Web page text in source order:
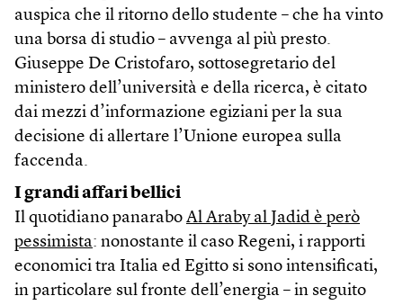
auspica che il ritorno dello studente – che ha vinto
una borsa di studio – avvenga al più presto.
Giuseppe De Cristofaro, sottosegretario del
ministero dell’università e della ricerca, è citato
dai mezzi d’informazione egiziani per la sua
decisione di allertare l’Unione europea sulla
faccenda.
I grandi affari bellici
Il quotidiano panarabo Al Araby al Jadid è però
pessimista: nonostante il caso Regeni, i rapporti
economici tra Italia ed Egitto si sono intensificati,
in particolare sul fronte dell’energia – in seguito